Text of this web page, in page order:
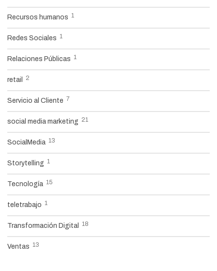
Recursos humanos 1
Redes Sociales 1
Relaciones Públicas 1
retail 2
Servicio al Cliente 7
social media marketing 21
SocialMedia 13
Storytelling 1
Tecnología 15
teletrabajo 1
Transformación Digital 18
Ventas 13